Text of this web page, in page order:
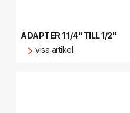
ADAPTER 1 1/4" TILL 1/2"
visa artikel